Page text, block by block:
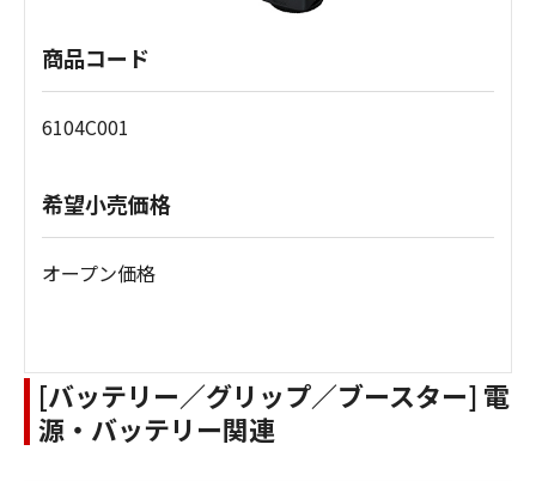
商品コード
6104C001
希望小売価格
オープン価格
[バッテリー／グリップ／ブースター] 電
源・バッテリー関連